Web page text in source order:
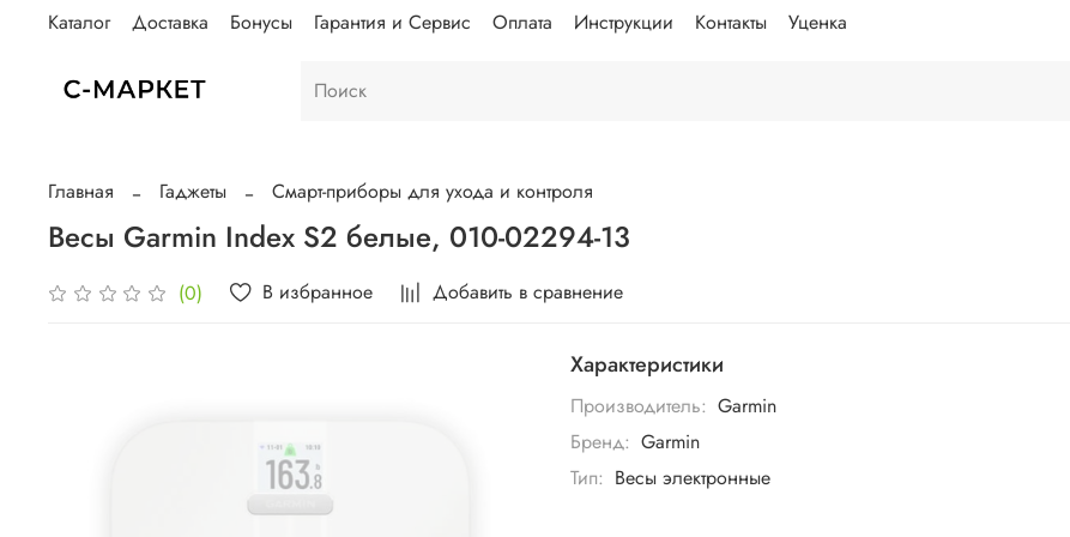
Каталог Доставка Бонусы Гарантия и Сервис Оплата Инструкции Контакты Уценка
Главная Гаджеты Смарт-приборы для ухода и контроля
Весы Garmin Index S2 белые, 010-02294-13
(0) В избранное Добавить в сравнение
Характеристики
Производитель: Garmin
Бренд: Garmin
Тип:
Весы электронные